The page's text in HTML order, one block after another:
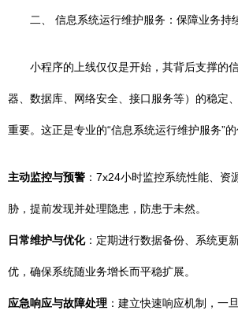
二、 信息系统运行维护服务：保障业务持
小程序的上线仅仅是开始，其背后支撑的
器、数据库、网络安全、接口服务等）的稳定
重要。这正是专业的“信息系统运行维护服务”的
主动监控与预警 ：7x24小时监控系统性能、资
胁，提前发现并处理隐患，防患于未然。
日常维护与优化：定期进行数据备份、系统更
优，确保系统随业务增长而平稳扩展。
应急响应与故障处理 ：建立快速响应机制，一